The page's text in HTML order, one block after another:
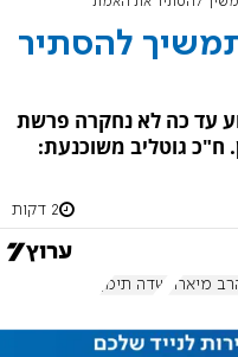
להסתיר
עד כה לא נחקרה פרשת
ח"כ גוטליב משוכנעת:
2 דקות
מיארה שדה תימן